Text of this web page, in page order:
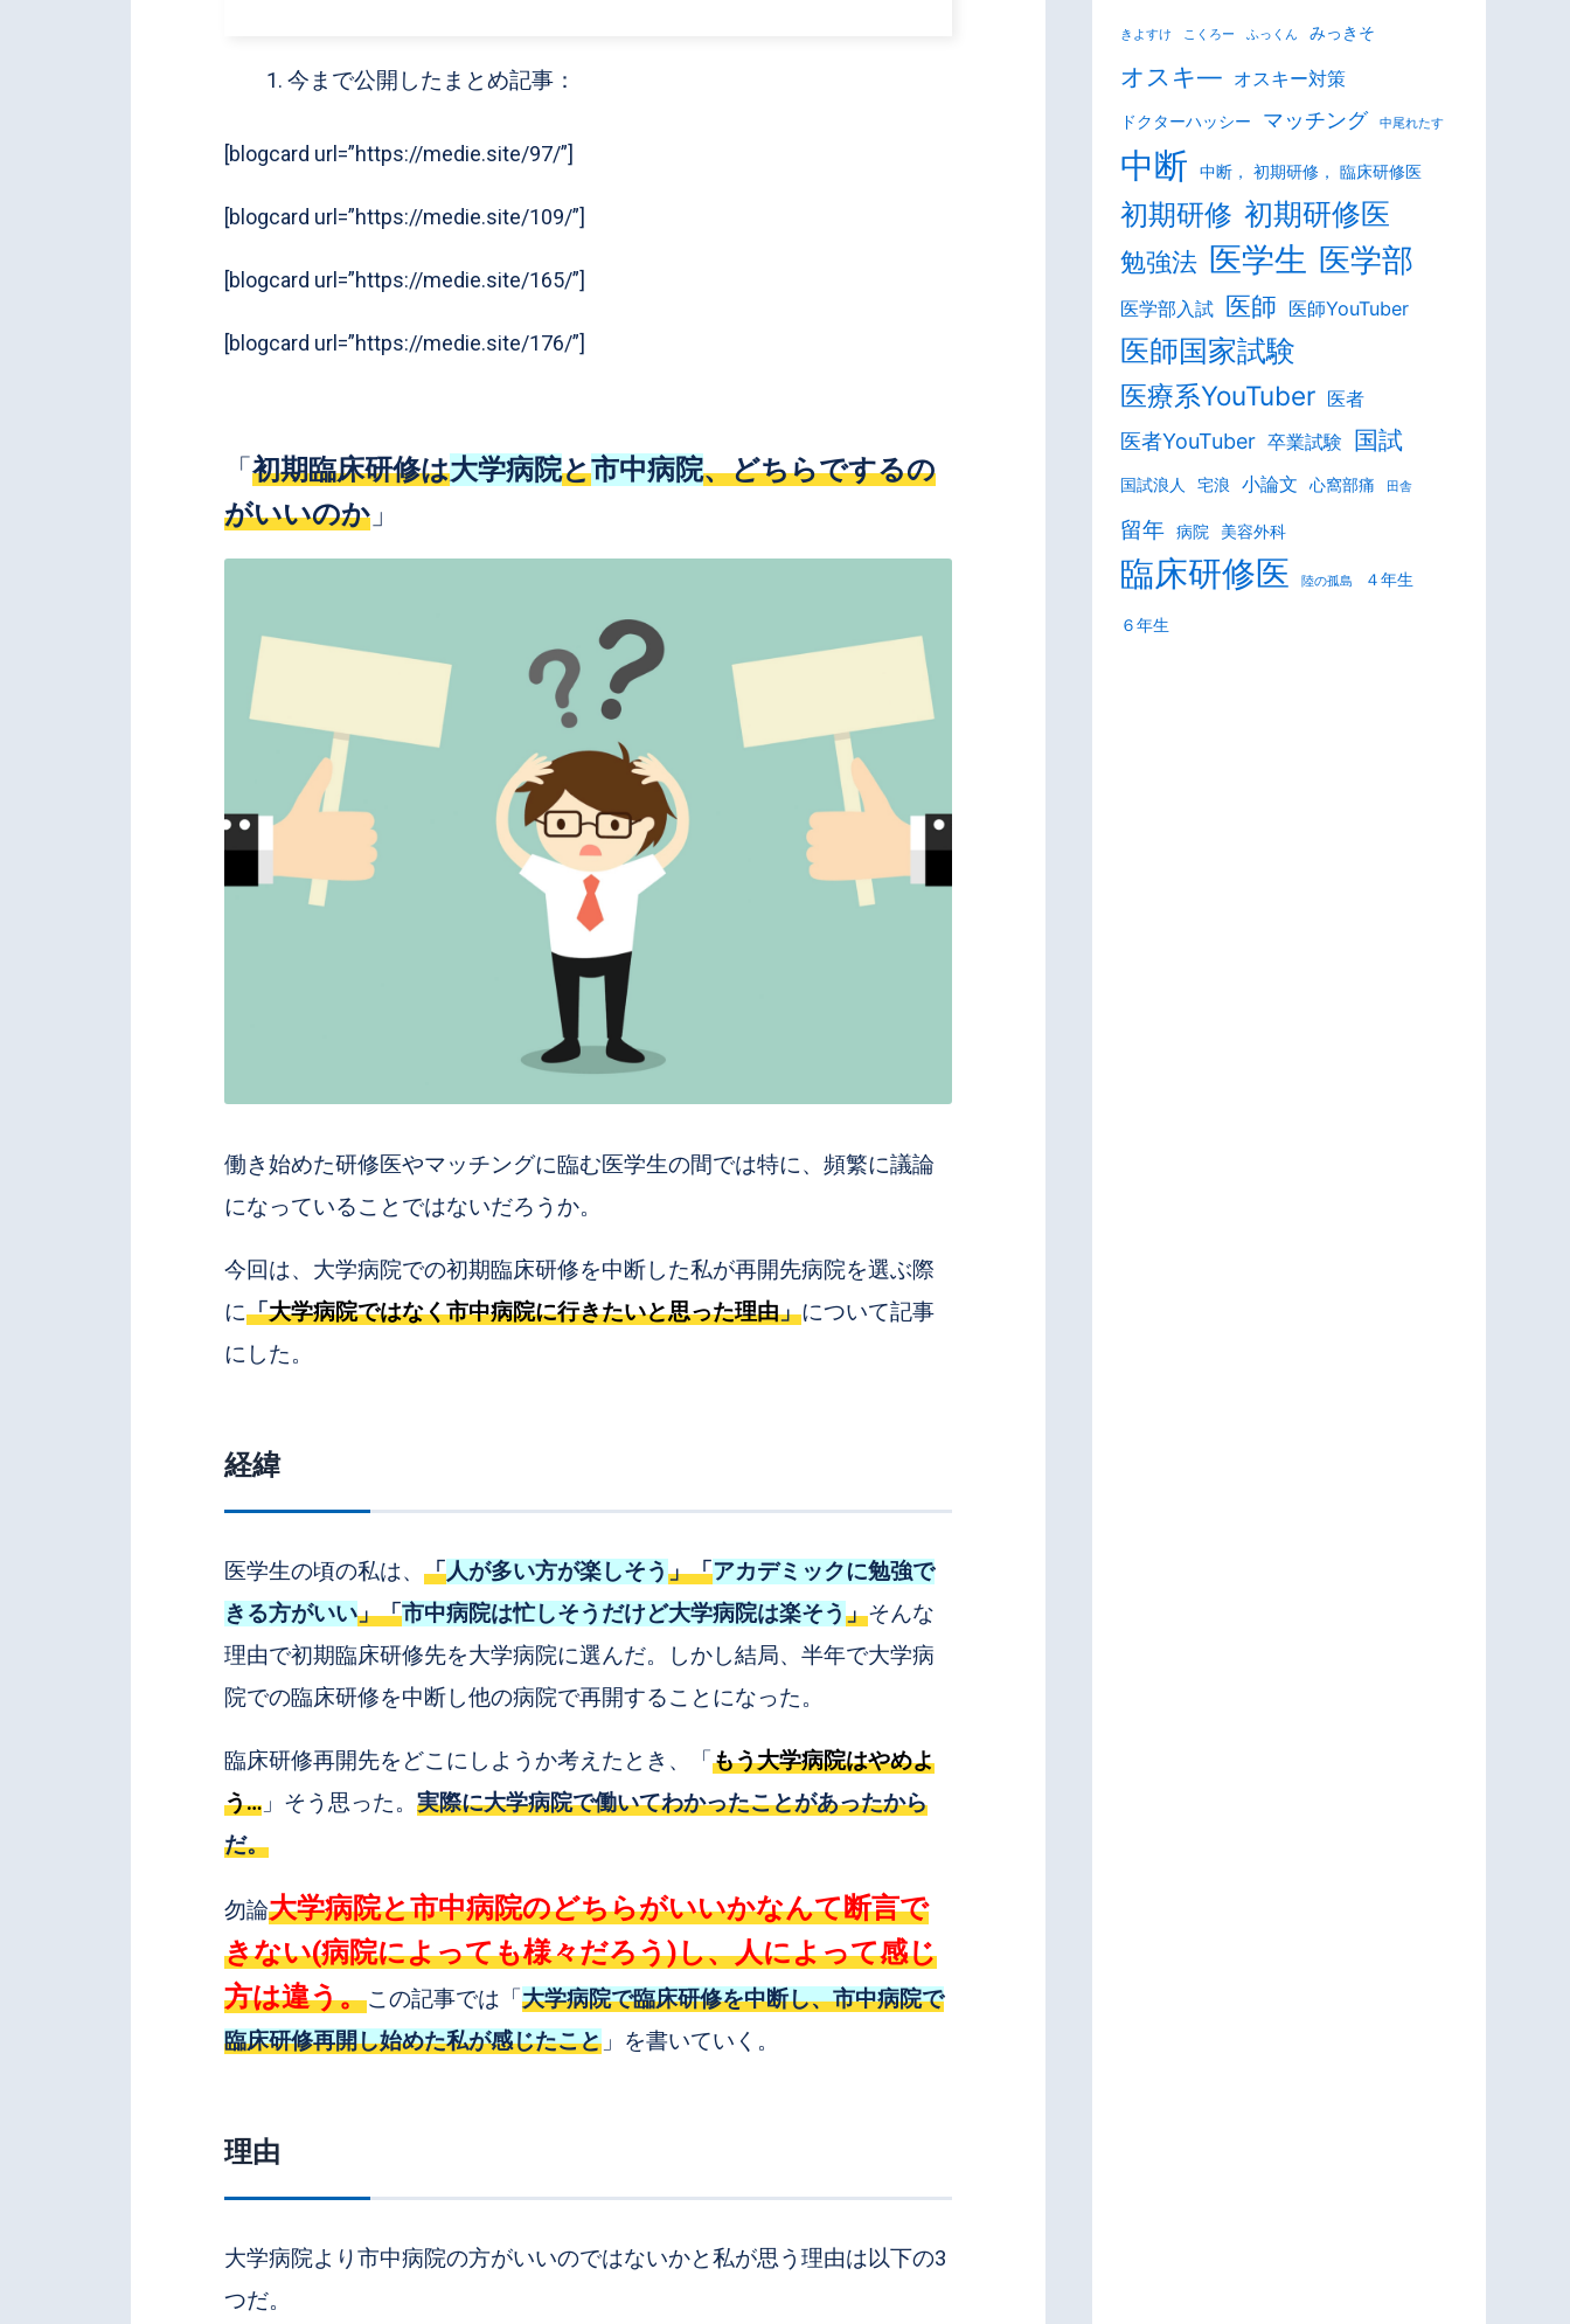
今まで公開したまとめ記事：
[blogcard url=”https://medie.site/97/”]
[blogcard url=”https://medie.site/109/”]
[blogcard url=”https://medie.site/165/”]
[blogcard url=”https://medie.site/176/”]
「初期臨床研修は大学病院と市中病院、どちらでするの
がいいのか 」
働き始めた研修医やマッチングに臨む医学生の間では特に、頻繁に議論
になっていることではないだろうか。
今回は、大学病院での初期臨床研修を中断した私が再開先病院を選ぶ際
に「大学病院ではなく市中病院に行きたいと思った理由」について記事
にした。
経緯
医学生の頃の私は、 「人が多い方が楽しそう」「アカデミックに勉強で
きる方がいい」「市中病院は忙しそうだけど大学病院は楽そう」そんな
理由で初期臨床研修先を大学病院に選んだ。
しかし結局、半年で大学病
院での臨床研修を中断し他の病院で再開することになった。
臨床研修再開先をどこにしようか考えたとき、「 もう大学病院はやめよ
う… 」そう思った。 実際に大学病院で働いてわかったことがあったから
だ。
勿論大学病院と市中病院のどちらがいいかなんて断言で
きない(病院によっても様々だろう)し、人によって感じ
方は違う。この記事では「 大学病院で臨床研修を中断し、市中病院で
臨床研修再開し始めた私が感じたこと 」を書いていく。
理由
大学病院より市中病院の方がいいのではないかと私が思う理由は以下の3
つだ。
きよすけ こくろー ふっくん みっきそ
オスキ― オスキー対策
ドクターハッシー マッチング 中尾れたす
中断 中断， 初期研修， 臨床研修医
初期研修 初期研修医
勉強法 医学生 医学部
医学部入試 医師 医師YouTuber
医師国家試験
医療系YouTuber 医者
医者YouTuber 卒業試験 国試
国試浪人 宅浪 小論文 心窩部痛 田舎
留年 病院 美容外科
臨床研修医 陸の孤島 ４年生
６年生